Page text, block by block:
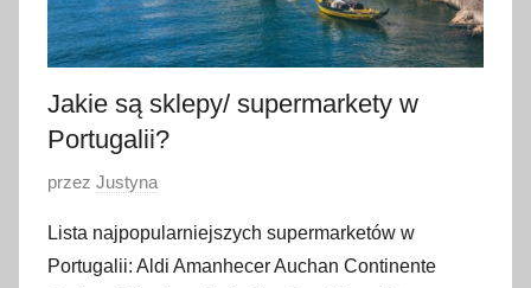
2
0
2
Jakie są sklepy/ supermarkety w
Portugalii?
O
u
b
przez Justyna
Lista najpopularniejszych supermarketów w
Portugalii: Aldi Amanhecer Auchan Continente